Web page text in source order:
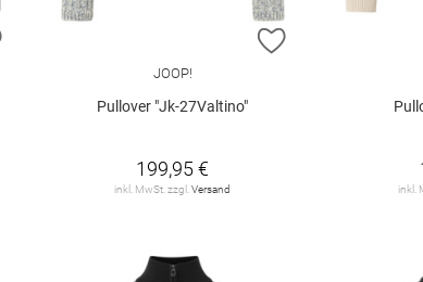
ZUR WUNSCHLISTE HINZUFÜGEN ZUR
JOOP!
Pullover "Jk-27Valtino"
199,95 €
inkl. MwSt. zzgl.Versand inkl.